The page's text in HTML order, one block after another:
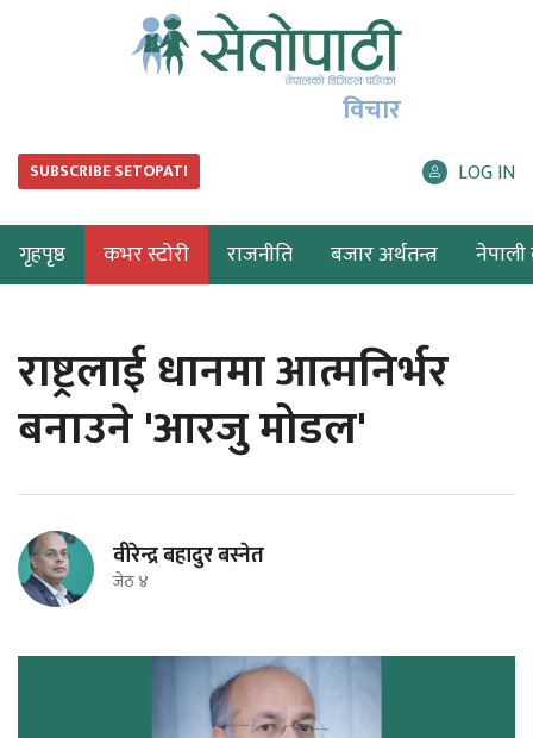
विचार
SUBSCRIBE SETOPATI LOG IN
गृहपृष्ठ कभर स्टोरी राजनीति बजार अर्थतन्त्र नेपाली
राष्ट्रलाई धानमा आत्मनिर्भर
बनाउने 'आरजु मोडल'
वीरेन्द्र बहादुर बस्नेत
जेठ ४